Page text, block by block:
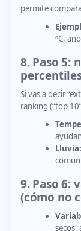
permite
ºC,
8. Paso 5:
Si vas a decir
ranking (“top
Lluvia:
9. Paso 6:
(cómo no
secos,